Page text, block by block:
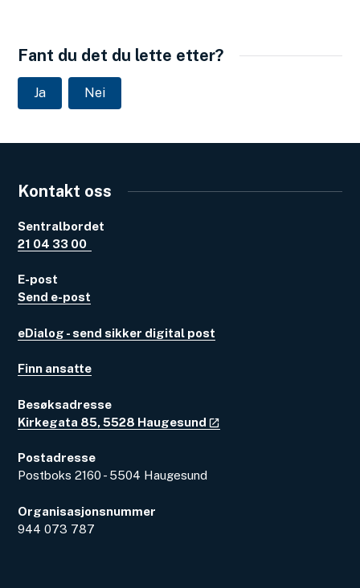
Fant du det du lette etter?
Ja Nei
Kontakt oss
Sentralbordet
21 04 33 00
E-post
Send e-post
eDialog - send sikker digital post
Finn ansatte
Besøksadresse
Kirkegata 85, 5528 Haugesund
Postadresse
Postboks 2160 - 5504 Haugesund
Organisasjonsnummer
944 073 787